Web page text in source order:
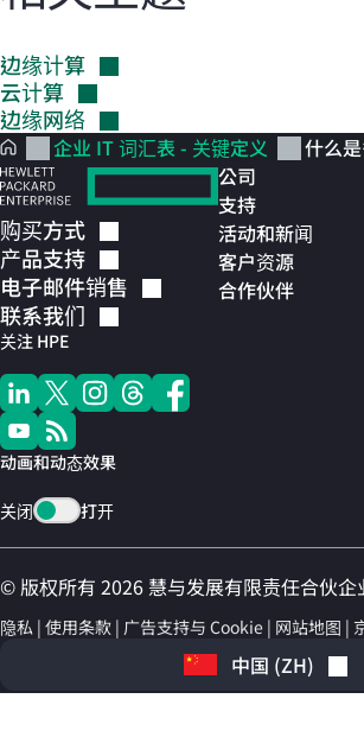
边缘计算
云计算
边缘网络
企业 IT 词汇表 - 关键定义 什么
购买方式
产品支持
电子邮件销售
联系我们
关注 HPE
动画和动态效果
关闭 打开
公司
支持
活动和新闻
客户资源
合作伙伴
© 版权所有 2026 慧与发展有限责任合伙企
隐私 使用条款 广告支持与 Cookie 网站地图
中国 (ZH)